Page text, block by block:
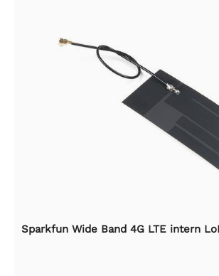
Sparkfun Wide Band 4G LTE intern